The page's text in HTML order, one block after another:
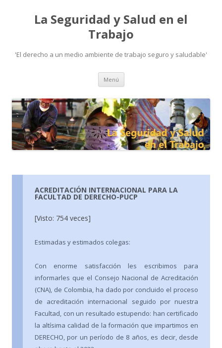
La Seguridad y Salud en el
Trabajo
'El derecho a un medio ambiente de trabajo seguro y saludable'
Menú Ir
contenido
ACREDITACIÓN INTERNACIONAL PARA LA
FACULTAD DE DERECHO-PUCP
[Visto: 754 veces]
Estimadas y estimados colegas:
Con enorme satisfacción les escribimos para
informarles que el Consejo Nacional de Acreditación
(CNA), de Colombia, ha dado por concluido el proceso
de acreditación internacional seguido por nuestra
Facultad, con un resultado estupendo: han certificado
la altísima calidad de la formación que impartimos en
DERECHO, por un período de 8 años, es decir, desde